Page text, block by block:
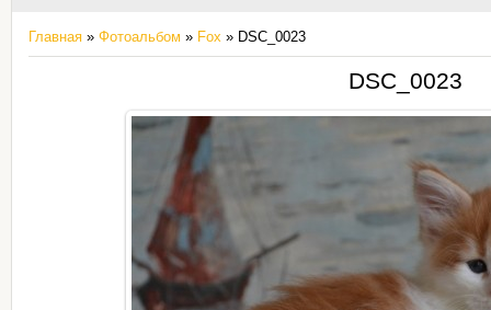
Главная » Фотоальбом » Fox » DSC_0023
DSC_0023